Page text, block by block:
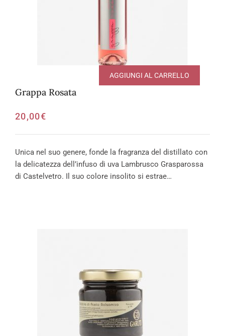
Grappa Rosata
20,00€
AGGIUNGI AL CARRELLO
Unica nel suo genere, fonde la fragranza del distillato con
la delicatezza dell’infuso di uva Lambrusco Grasparossa
di Castelvetro. Il suo colore insolito si estrae…